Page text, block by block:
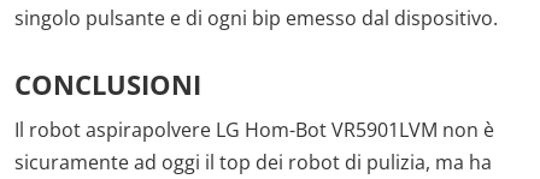
singolo pulsante e di ogni bip emesso dal dispositivo.
CONCLUSIONI
Il robot aspirapolvere LG Hom-Bot VR5901LVM non è
sicuramente ad oggi il top dei robot di pulizia, ma ha